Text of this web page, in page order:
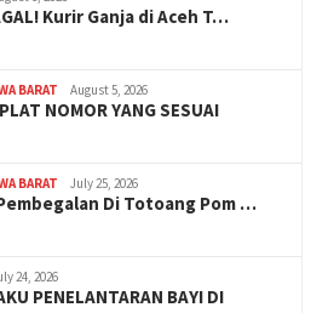
Kurir Ganja di Aceh T…
BARAT August 5, 2026
NOMOR YANG SESUAI
BARAT July 25, 2026
Di Totoang Pom …
24, 2026
PENELANTARAN BAYI DI